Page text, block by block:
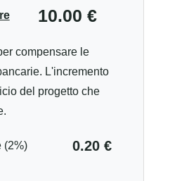
10.00 €
compensare le
L'incremento
del progetto che
(2%) 0.20 €